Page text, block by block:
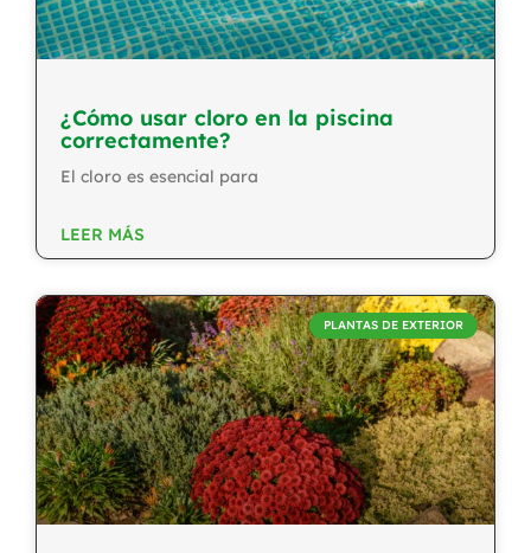
¿Cómo usar cloro en la piscina
correctamente?
El cloro es esencial para
LEER MÁS
PLANTAS DE EXTERIOR